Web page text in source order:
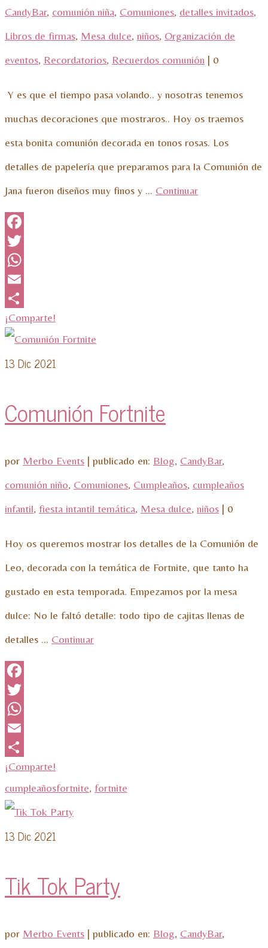
CandyBar, comunión niña, Comuniones, detalles invitados,
Libros de firmas, Mesa dulce, niños, Organización de
eventos, Recordatorios, Recuerdos comunión | 0
Y es que el tiempo pasa volando.. y nosotras tenemos
muchas decoraciones que mostraros.. Hoy os traemos
esta bonita comunión decorada en tonos rosas. Los
detalles de papelería que preparamos para la Comunión de
Jana fueron diseños muy finos y … Continuar
Facebook
Twitter
WhatsApp
Email
¡Comparte!
13 Dic 2021
Comunión Fortnite
por Merbo Events | publicado en: Blog, CandyBar,
comunión niño, Comuniones, Cumpleaños, cumpleaños
infantil, fiesta intantil temática, Mesa dulce, niños | 0
Hoy os queremos mostrar los detalles de la Comunión de
Leo, decorada con la temática de Fortnite, que tanto ha
gustado en esta temporada. Empezamos por la mesa
dulce: No le faltó detalle: todo tipo de cajitas llenas de
detalles … Continuar
Facebook
Twitter
WhatsApp
Email
¡Comparte!
cumpleañosfortnite, fortnite
13 Dic 2021
Tik Tok Party
por Merbo Events | publicado en: Blog, CandyBar,